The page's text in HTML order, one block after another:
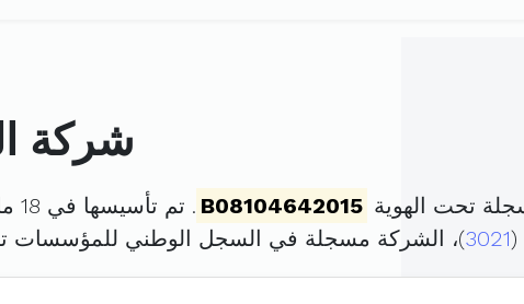
شركة
تحت الهوية B08104642015 . تم تأسيسها في 18 ماي 2015 برأس مال قدره
(
3021)، الشركة مسجلة في السجل الوطني للمؤسسات